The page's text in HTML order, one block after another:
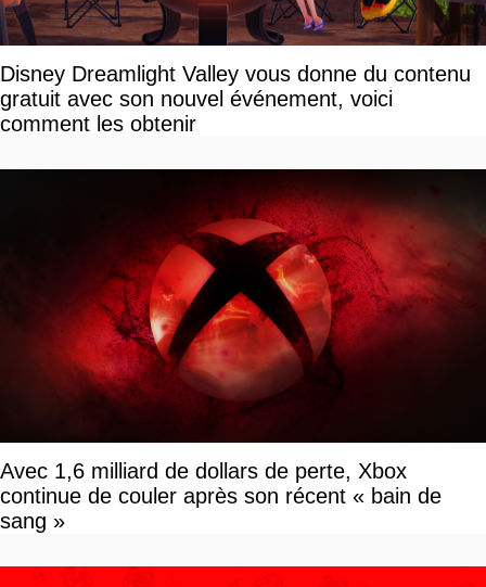
Disney Dreamlight Valley vous donne du contenu
gratuit avec son nouvel événement, voici
comment les obtenir
Avec 1,6 milliard de dollars de perte, Xbox
continue de couler après son récent « bain de
sang »